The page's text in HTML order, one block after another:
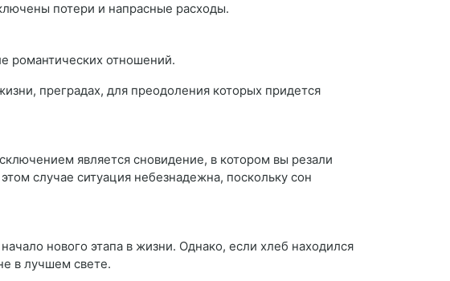
потери и напрасные расходы.
романтических отношений.
преградах, для преодоления которых придется
является сновидение, в котором вы резали
случае ситуация небезнадежна, поскольку сон
нового этапа в жизни. Однако, если хлеб находился
в лучшем свете.